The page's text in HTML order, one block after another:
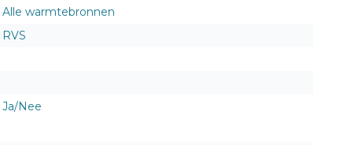
Alle warmtebronnen
RVS
Ja/Nee